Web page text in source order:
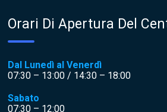
Orari Di Apertura Del
Dal Lunedì al Venerdì
07:30 – 13:00 / 14:30 – 18:00
Sabato
07:30 – 12:00